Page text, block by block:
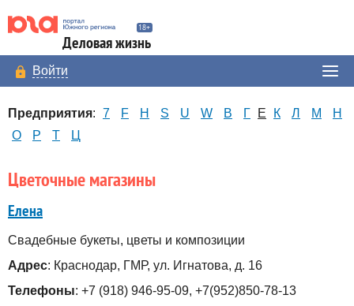
Деловая жизнь
Войти
Предприятия: 7 F H S U W В Г Е К Л М
Н
О
Р Т Ц
Цветочные магазины
Елена
Свадебные букеты, цветы и композиции
Адрес: Краснодар, ГМР, ул. Игнатова, д. 16
Телефоны: +7 (918) 946-95-09, +7(952)850-78-13